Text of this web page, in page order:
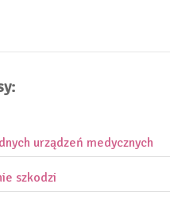
urządzeń medycznych
szkodzi